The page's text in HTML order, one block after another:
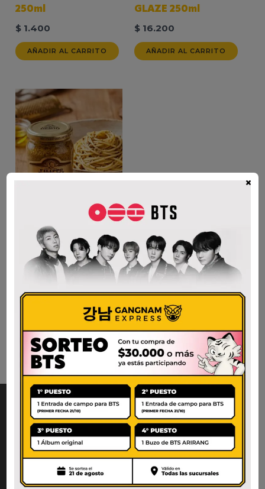
250ml
$ 1.400
AÑADIR AL CARRITO
GLAZE 250ml
$16.200
AÑADIR AL CARRITO
FILIPPO BERIO
$21.400
AÑADIR AL CARRITO
La mayor variedad de productos
alimenticios coreanos y asiáticos en
×